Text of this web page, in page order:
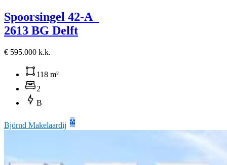
Spoorsingel 42-A
2613 BG Delft
€ 595.000 k.k.
118 m²
2
B
Björnd Makelaardij